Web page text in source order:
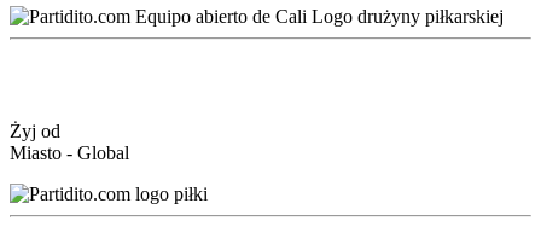
Żyj od
Miasto - Global